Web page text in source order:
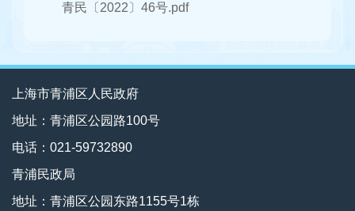
青民〔2022〕46号.pdf
上海市青浦区人民政府
地址：青浦区公园路100号
电话：021-59732890
青浦民政局
地址：青浦区公园东路1155号1栋